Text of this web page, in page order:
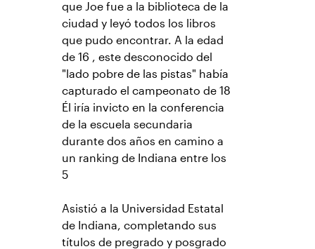
que Joe fue a la biblioteca de la
ciudad y leyó todos los libros
que pudo encontrar. A la edad
de 16 , este desconocido del
"lado pobre de las pistas" había
capturado el campeonato de 18
Él iría invicto en la conferencia
de la escuela secundaria
durante dos años en camino a
un ranking de Indiana entre los
5
Asistió a la Universidad Estatal
de Indiana, completando sus
títulos de pregrado y posgrado